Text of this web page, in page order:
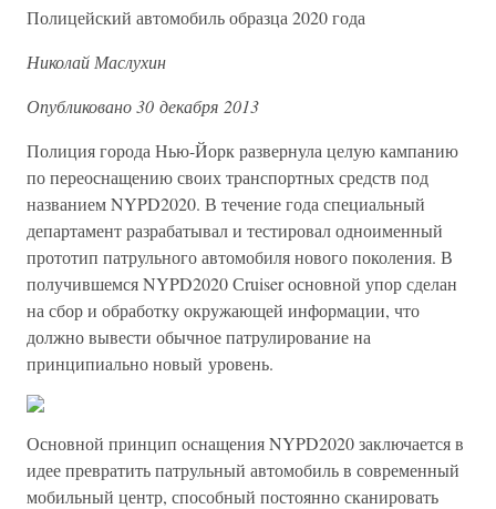
Полицейский автомобиль образца 2020 года
Николай Маслухин
Опубликовано 30 декабря 2013
Полиция города Нью-Йорк развернула целую кампанию
по переоснащению своих транспортных средств под
названием NYPD2020. В течение года специальный
департамент разрабатывал и тестировал одноименный
прототип патрульного автомобиля нового поколения. В
получившемся NYPD2020 Сruiser основной упор сделан
на сбор и обработку окружающей информации, что
должно вывести обычное патрулирование на
принципиально новый уровень.
Основной принцип оснащения NYPD2020 заключается в
идее превратить патрульный автомобиль в современный
мобильный центр, способный постоянно сканировать